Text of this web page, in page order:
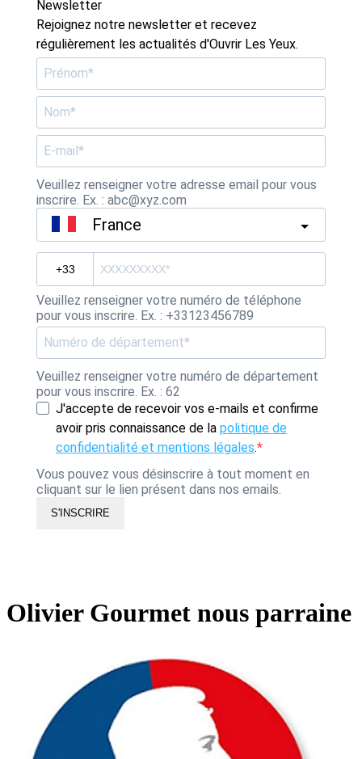
Newsletter
Rejoignez notre newsletter et recevez
régulièrement les actualités d'Ouvrir Les Yeux.
Veuillez renseigner votre adresse email pour vous
inscrire. Ex. : abc@xyz.com
France
Veuillez renseigner votre numéro de téléphone
pour vous inscrire. Ex. : +33123456789
Veuillez renseigner votre numéro de département
pour vous inscrire. Ex. : 62
J'accepte de recevoir vos e-mails et confirme
avoir pris connaissance de la politique de
confidentialité et mentions légales.
Vous pouvez vous désinscrire à tout moment en
cliquant sur le lien présent dans nos emails.
S'INSCRIRE
Olivier Gourmet nous parraine